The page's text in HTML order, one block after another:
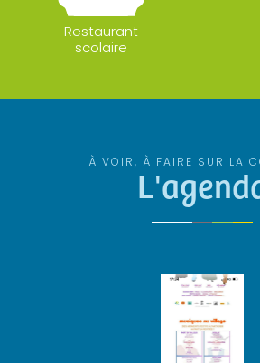
Restaurant
scolaire
À VOIR, À FAIRE SUR LA